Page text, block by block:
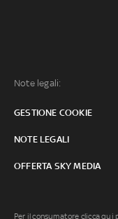
Note legali:
GESTIONE COOKIE
NOTE LEGALI
OFFERTA SKY MEDIA
Per il consumatore clicca qui